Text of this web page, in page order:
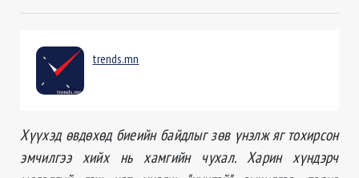
trends.mn
Хүүхэд өвдөхөд биеийн байдлыг зөв үнэлж яг тохирсон
эмчилгээ хийх нь хамгийн чухал. Харин хүндэрч